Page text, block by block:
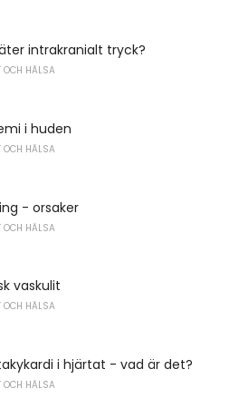
intrakranialt tryck?
OCH HÄLSA
i huden
OCH HÄLSA
- orsaker
OCH HÄLSA
vaskulit
OCH HÄLSA
i hjärtat - vad är det?
OCH HÄLSA